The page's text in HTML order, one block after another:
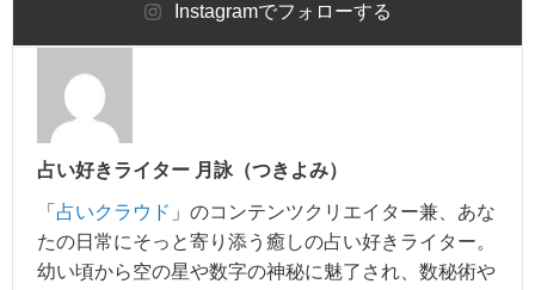
Instagramでフォローする
占い好きライター 月詠（つきよみ）
「 占いクラウド 」のコンテンツクリエイター兼、あな
たの日常にそっと寄り添う癒しの占い好きライター。
幼い頃から空の星や数字の神秘に魅了され、数秘術や